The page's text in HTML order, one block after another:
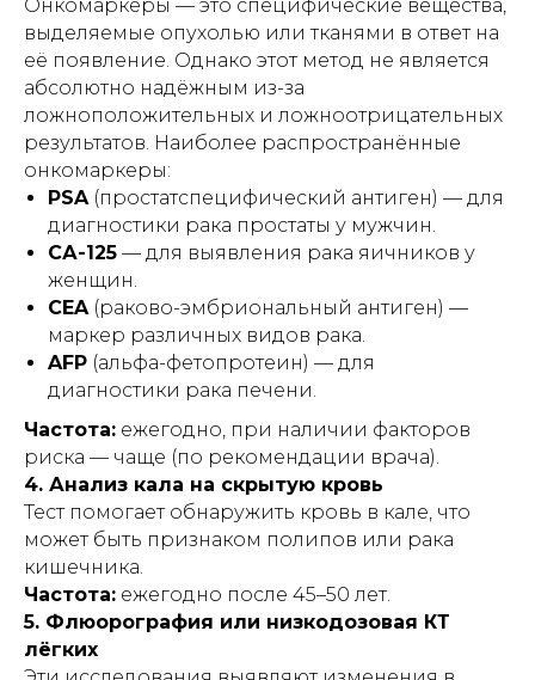
Онкомаркеры — это специфические вещества,
выделяемые опухолью или тканями в ответ на
её появление. Однако этот метод не является
абсолютно надёжным из-за
ложноположительных и ложноотрицательных
результатов. Наиболее распространённые
онкомаркеры:
PSA(простатспецифический антиген) — для
диагностики рака простаты у мужчин.
СА-125 — для выявления рака яичников у
женщин.
CEA(раково-эмбриональный антиген) —
маркер различных видов рака.
AFP (альфа-фетопротеин) — для
диагностики рака печени.
Частота: ежегодно, при наличии факторов
риска — чаще (по рекомендации врача).
4. Анализ кала на скрытую кровь
Тест помогает обнаружить кровь в кале, что
может быть признаком полипов или рака
кишечника.
Частота: ежегодно после 45–50 лет.
5. Флюорография или низкодозовая КТ
лёгких